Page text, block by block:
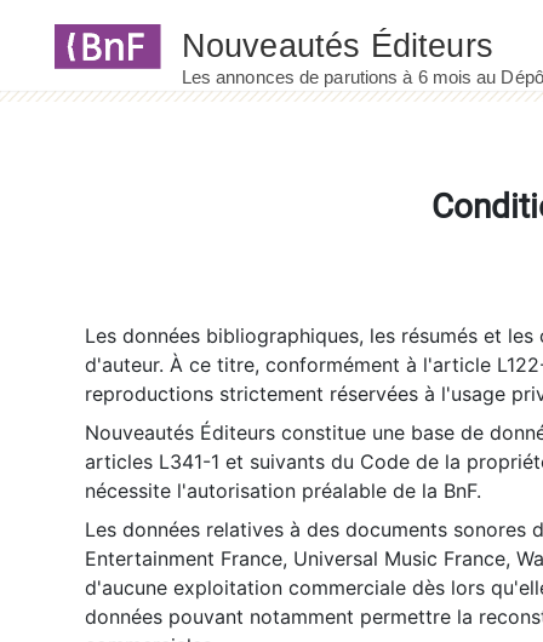
Les données bibliographiques, les résumés et
d'auteur. À ce titre, conformément à l'article
reproductions strictement réservées à l'usage
Nouveautés Éditeurs constitue une base de
articles L341-1 et suivants du Code de la
nécessite l'autorisation préalable de la BnF.
Les données relatives à des documents sonores
Entertainment France, Universal Music France,
d'aucune exploitation commerciale dès lors
données pouvant notamment permettre la